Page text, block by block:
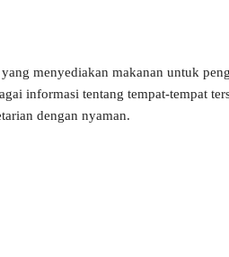
menyediakan makanan untuk
informasi tentang tempat-tempat
dengan nyaman.